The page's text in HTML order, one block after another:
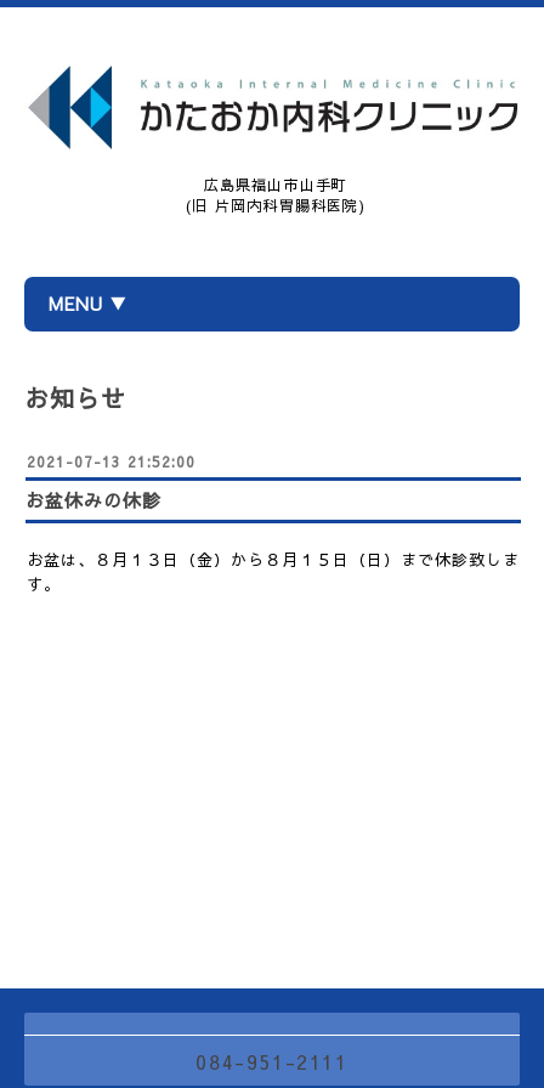
広島県福山市山手町
(旧 片岡内科胃腸科医院)
MENU ▼
お知らせ
2021-07-13 21:52:00
お盆休みの休診
お盆は、８月１３日（金）から８月１５日（日）まで休診致しま
す。
084-951-2111